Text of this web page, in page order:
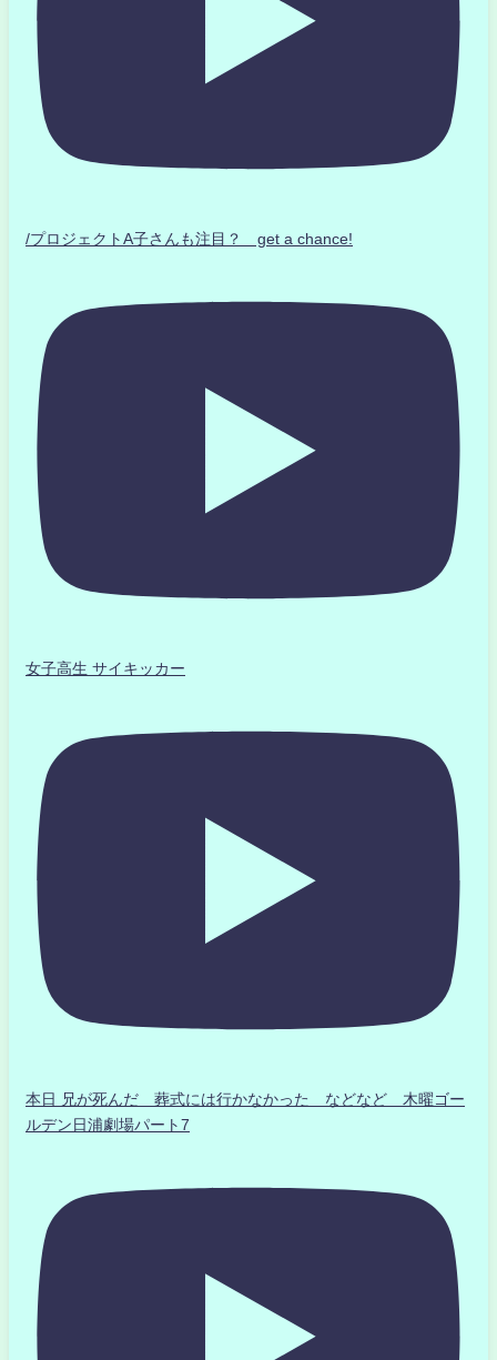
/プロジェクトA子さんも注目？ get a chance!
女子高生 サイキッカー
本日 兄が死んだ 葬式には行かなかった などなど 木曜ゴー
ルデン日浦劇場パート7